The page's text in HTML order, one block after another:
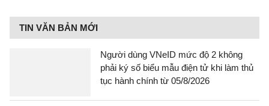
TIN VĂN BẢN MỚI
Người dùng VNeID mức độ 2 không
phải ký số biểu mẫu điện tử khi làm thủ
tục hành chính từ 05/8/2026